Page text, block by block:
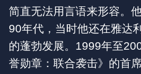
简直无法用言语来形容。
90年代，当时他还在雅达
的蓬勃发展。1999年至
誉勋章：联合袭击》的首